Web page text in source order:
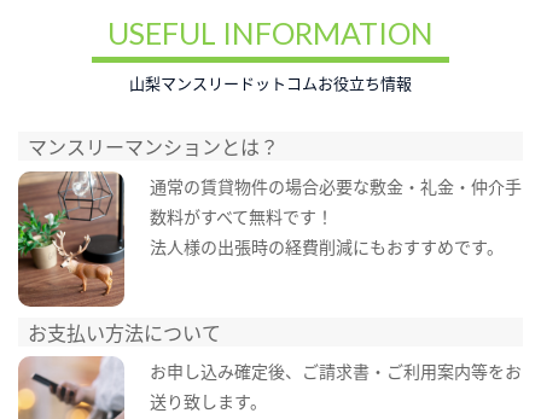
USEFUL INFORMATION
山梨マンスリードットコムお役立ち情報
マンスリーマンションとは？
通常の賃貸物件の場合必要な敷金・礼金・仲介手
数料がすべて無料です！
法人様の出張時の経費削減にもおすすめです。
お支払い方法について
お申し込み確定後、ご請求書・ご利用案内等をお
送り致します。